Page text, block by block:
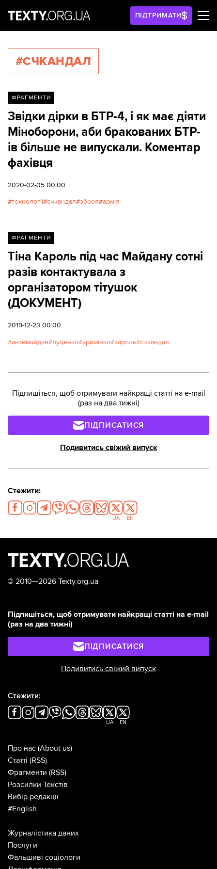
ПІДТРИМАТИ
#СЧКАНДАЛ
ФРАГМЕНТИ
Звідки дірки в БТР-4, і як має діяти
Міноборони, аби бракованих БТР-
ів більше не випускали. Коментар
фахівця
2020-02-05 00:00
технології счкандал зброя армія
ФРАГМЕНТИ
Тіна Кароль під час Майдану сотні
разів контактувала з
організатором тітушок
(ДОКУМЕНТ)
2019-12-23 00:00
антимайдан луценко кримінал кароль счкандал
Підпишіться, щоб отримувати найкращі статті на e-mail
(раз на два тижні)
ПІДПИСАТИСЯ
Подивитись свіжий випуск
Стежити:
UA EN
© 2010—2026 Texty.org.ua
Підпишіться, щоб отримувати найкращі статті на e-mail
(раз на два тижні)
ПІДПИСАТИСЯ
Подивитись свіжий випуск
Стежити:
UA EN
Про нас (About us)
Статті (RSS)
Фрагменти (RSS)
Розсилки Текстів
Вибір редакції
#English
Журналістика даних
Послуги
Фальшиві соціологи